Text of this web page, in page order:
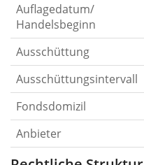
Auflagedatum/
Handelsbeginn
Ausschüttung
Ausschüttungsintervall
Fondsdomizil
Anbieter